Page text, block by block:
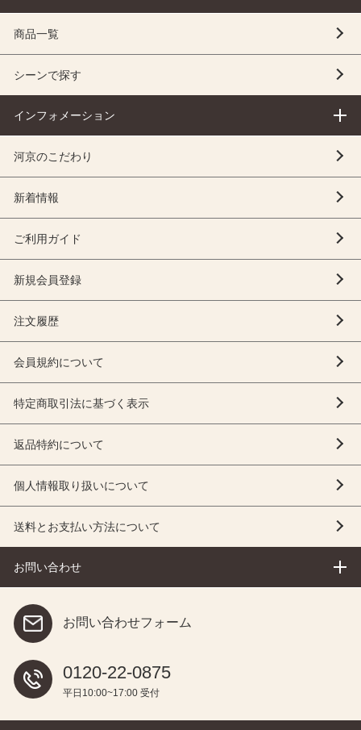
商品一覧
シーンで探す
インフォメーション
河京のこだわり
新着情報
ご利用ガイド
新規会員登録
注文履歴
会員規約について
特定商取引法に基づく表示
返品特約について
個人情報取り扱いについて
送料とお支払い方法について
お問い合わせ
お問い合わせフォーム
0120-22-0875
平日10:00~17:00 受付